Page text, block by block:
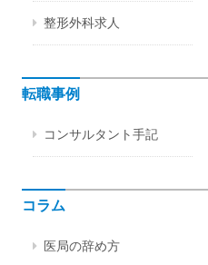
整形外科求人
転職事例
コンサルタント手記
コラム
医局の辞め方